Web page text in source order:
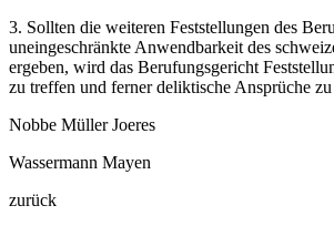
3. Sollten die weiteren Feststellungen des
uneingeschränkte Anwendbarkeit des
ergeben, wird das Berufungsgericht
zu treffen und ferner deliktische Ansprüche
Nobbe Müller Joeres
Wassermann Mayen
zurück